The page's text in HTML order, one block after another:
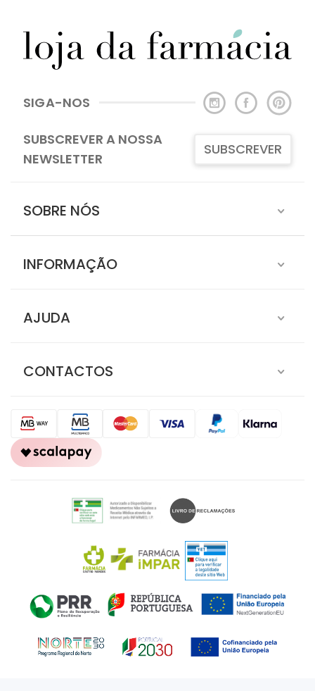
SIGA-NOS
SUBSCREVER A NOSSA
NEWSLETTER
SUBSCREVER
SOBRE NÓS
INFORMAÇÃO
AJUDA
CONTACTOS